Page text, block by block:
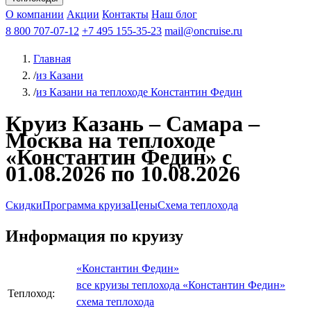
Чебоксарыиз Волгоградаиз Саратова Все города
КазаньВ Нижний НовгородВ ПермьВ Ростов-на-Дону
РыбинскНа СоловкиНа ВалаамПо ОкеПо Енисею
Афанасий Никитин Октябрьская революция
ФединАлександр СвешниковИван
МироновА.С.Попов
О компании Акции Контакты Наш блог
8 800 707-07-12 +7 495 155-35-23 mail@oncruise.ru
Главная
/из Казани
/из Казани на теплоходе Константин Федин
Круиз Казань – Самара –
Москва на теплоходе
«Константин Федин» с
01.08.2026 по 10.08.2026
СкидкиПрограмма круизаЦеныСхема теплохода
Информация по круизу
Теплоход:
«Константин Федин»
все круизы теплохода «Константин Федин»
схема теплохода